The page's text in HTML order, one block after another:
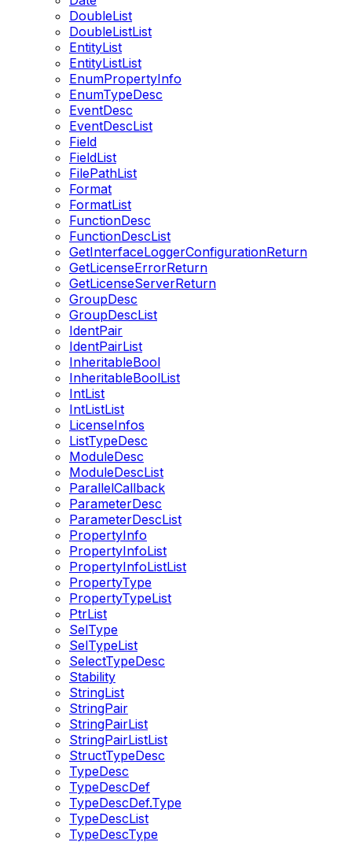
DoubleList
DoubleListList
EntityList
EntityListList
EnumPropertyInfo
EnumTypeDesc
EventDesc
EventDescList
Field
FieldList
FilePathList
Format
FormatList
FunctionDesc
FunctionDescList
GetInterfaceLoggerConfigurationReturn
GetLicenseErrorReturn
GetLicenseServerReturn
GroupDesc
GroupDescList
IdentPair
IdentPairList
InheritableBool
InheritableBoolList
IntList
IntListList
LicenseInfos
ListTypeDesc
ModuleDesc
ModuleDescList
ParallelCallback
ParameterDesc
ParameterDescList
PropertyInfo
PropertyInfoList
PropertyInfoListList
PropertyType
PropertyTypeList
PtrList
SelType
SelTypeList
SelectTypeDesc
Stability
StringList
StringPair
StringPairList
StringPairListList
StructTypeDesc
TypeDesc
TypeDescDef
TypeDescDef.Type
TypeDescList
TypeDescType